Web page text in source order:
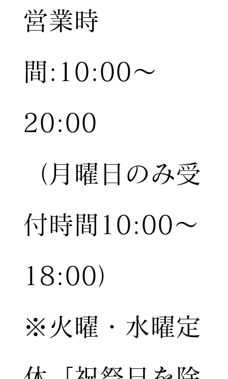
営業時
間:10:00〜
20:00
（月曜日のみ受
付時間10:00〜
18:00）
※火曜・水曜定